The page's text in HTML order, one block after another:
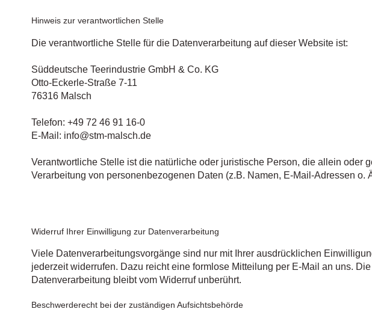
Hinweis zur verantwortlichen Stelle
Die verantwortliche Stelle für die Datenverarbeitung auf dieser Website ist:
Süddeutsche Teerindustrie GmbH & Co. KG
Otto-Eckerle-Straße 7-11
76316 Malsch
Telefon: +49 72 46 91 16-0
E-Mail: info@stm-malsch.de
Verantwortliche Stelle ist die natürliche oder juristische Person, die allein oder
Verarbeitung von personenbezogenen Daten (z.B. Namen, E-Mail-Adressen o.
Widerruf Ihrer Einwilligung zur Datenverarbeitung
Viele Datenverarbeitungsvorgänge sind nur mit Ihrer ausdrücklichen
jederzeit widerrufen. Dazu reicht eine formlose Mitteilung per E-Mail an uns.
Datenverarbeitung bleibt vom Widerruf unberührt.
Beschwerderecht bei der zuständigen Aufsichtsbehörde